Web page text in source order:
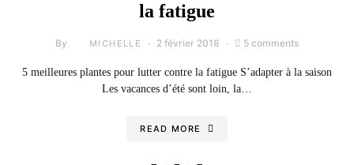
la fatigue
By MICHELLE 2 février 2018 5 comments
5 meilleures plantes pour lutter contre la fatigue S’adapter à la saison
Les vacances d’été sont loin, la…
READ MORE